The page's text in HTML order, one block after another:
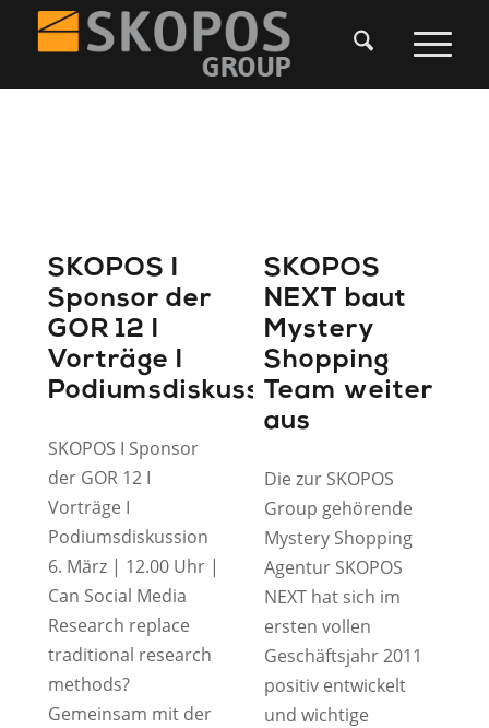
SKOPOS I
Sponsor der
GOR 12 I
Vorträge I
Podiumsdiskussion
SKOPOS I Sponsor
der GOR 12 I
Vorträge I
Podiumsdiskussion
6. März | 12.00 Uhr |
Can Social Media
Research replace
traditional research
methods?
Gemeinsam mit der
SKOPOS
NEXT baut
Mystery
Shopping
Team weiter
aus
Die zur SKOPOS
Group gehörende
Mystery Shopping
Agentur SKOPOS
NEXT hat sich im
ersten vollen
Geschäftsjahr 2011
positiv entwickelt
und wichtige